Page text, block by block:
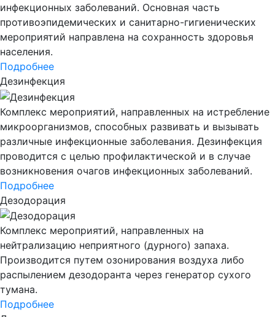
инфекционных заболеваний. Основная часть
противоэпидемических и санитарно-гигиенических
мероприятий направлена на сохранность здоровья
населения.
Подробнее
Дезинфекция
Комплекс мероприятий, направленных на истребление
микроорганизмов, способных развивать и вызывать
различные инфекционные заболевания. Дезинфекция
проводится с целью профилактической и в случае
возникновения очагов инфекционных заболеваний.
Подробнее
Дезодорация
Комплекс мероприятий, направленных на
нейтрализацию неприятного (дурного) запаха.
Производится путем озонирования воздуха либо
распылением дезодоранта через генератор сухого
тумана.
Подробнее